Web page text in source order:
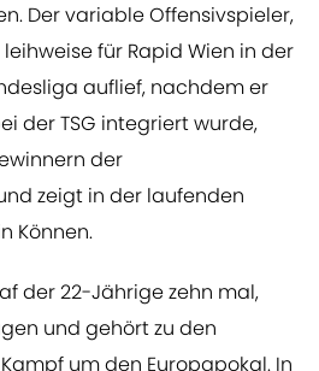
Der variable Offensivspieler,
leihweise für Rapid Wien in der
auflief, nachdem er
der TSG integriert wurde,
der
zeigt in der laufenden
Können.
der 22-Jährige zehn mal,
und gehört zu den
um den Europapokal. In